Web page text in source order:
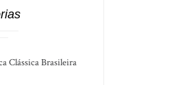
Clássica Brasileira